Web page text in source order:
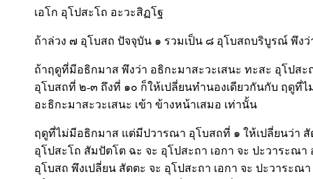
เอโก อุโปสะโถ อะวะสิฏโฐ
ถ้าล่วง ๗ อุโบสถ ปัจจุบัน ๑ รวมเป็น ๘ อุโบสถบริบูรณ์ พึ
ถ้าฤดูที่มีอธิกมาส พึงว่า อธิกะมาสะวะเสนะ ทะสะ อุโปส
อุโบสถที่ ๒-๓ ถึงที่ ๑๐ ก็ให้เปลี่ยนทำนองเดียวกันกับ ฤดูที่
อะธิกะมาสะวะเสนะ เข้า ข้างหน้าเสมอ เท่านั้น
ฤดูที่ไม่มีอธิกมาส แต่มีปวารณา อุโบสถที่ ๑ ให้เปลี่ยนว่า สั
อุโปสะโถ สัมปัตโต ฉะ จะ อุโปสะถา เอกา จะ ปะวาระณ
อุโบสถ พึงเปลี่ยน สัตตะ จะ อุโปสะถา เอกา จะ ปะวาระ